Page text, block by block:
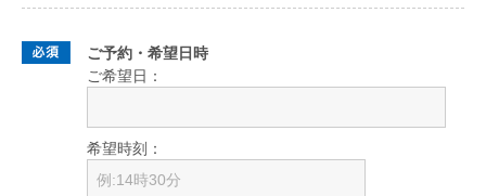
ご予約・希望日時
ご希望日：
希望時刻：